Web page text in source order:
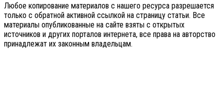
Любое копирование материалов с нашего ресурса разрешается
только с обратной активной ссылкой на страницу статьи. Все
материалы опубликованные на сайте взяты с открытых
источников и других порталов интернета, все права на авторство
принадлежат их законным владельцам.